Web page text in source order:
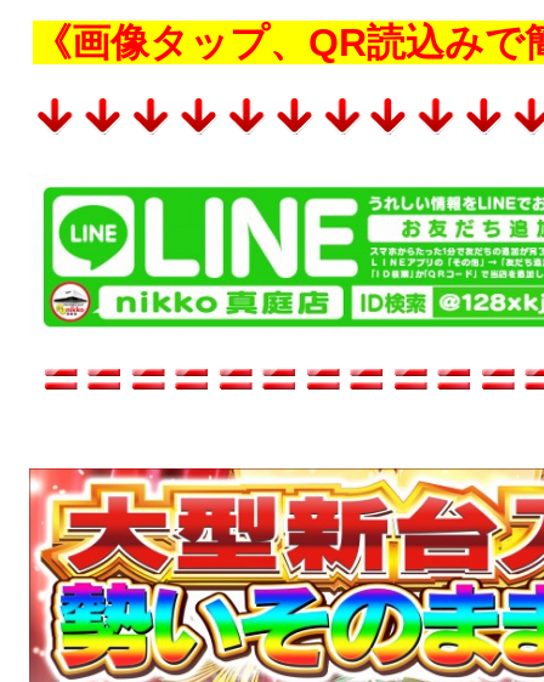
《画像タップ、QR読込み